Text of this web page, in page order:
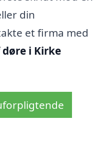
din
et firma med
i Kirke